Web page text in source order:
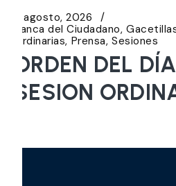
5 agosto, 2026
Banca del Ciudadano
Ordinarias Prensa Sesiones
ORDEN DEL
SESION